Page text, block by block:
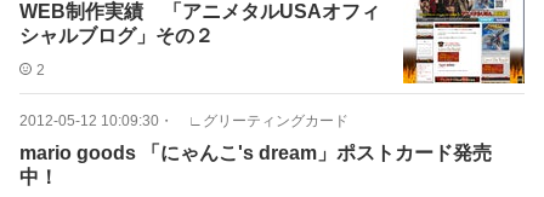
WEB制作実績 「アニメタルUSAオフィ
シャルブログ」その２
2
2012-05-12 10:09:30 ・ ∟グリーティングカード
mario goods 「にゃんこ's dream」ポストカード発売
中！